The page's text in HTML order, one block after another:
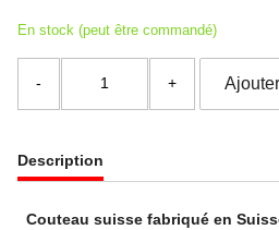
En stock (peut être commandé)
Couteau
rouge
-
Description
Couteau suisse fabriqué en